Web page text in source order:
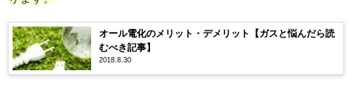
オール電化のメリット・デメリット【ガスと悩んだら読
むべき記事】
2018.8.30